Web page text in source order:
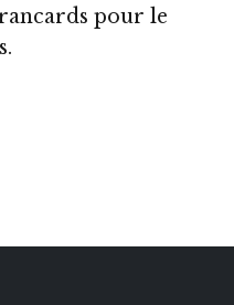
pour le